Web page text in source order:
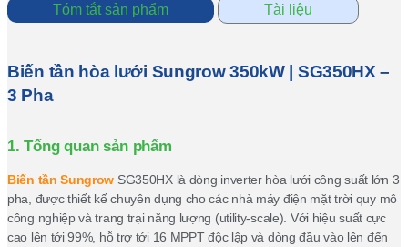
Tóm tắt sản phẩm Tài liệu
Biến tần hòa lưới Sungrow 350kW | SG350HX –
3 Pha
1. Tổng quan sản phẩm
Biến tần Sungrow SG350HX là dòng inverter hòa lưới công suất lớn 3
pha, được thiết kế chuyên dụng cho các nhà máy điện mặt trời quy mô
công nghiệp và trang trại năng lượng (utility-scale). Với hiệu suất cực
cao lên tới 99%, hỗ trợ tới 16 MPPT độc lập và dòng đầu vào lên đến